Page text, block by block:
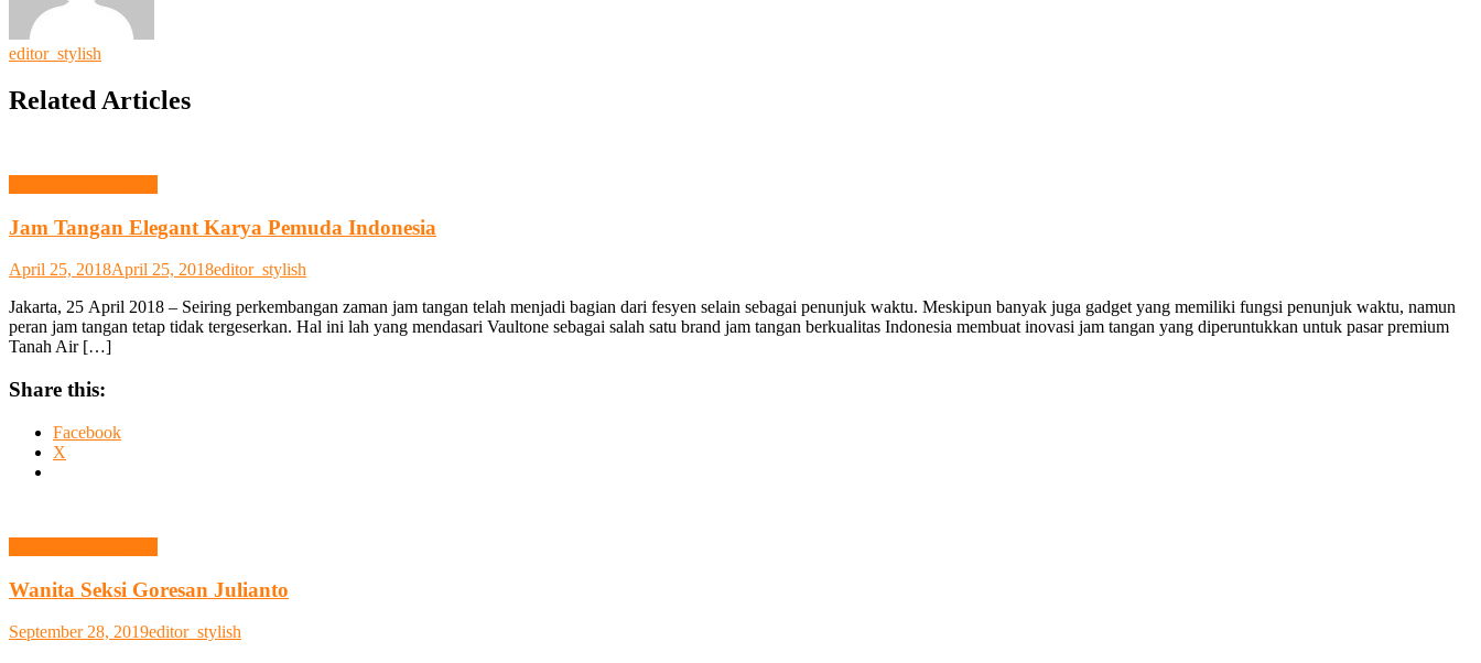
editor_stylish
Related Articles
Jam Tangan Elegant Karya Pemuda Indonesia
April 25, 2018April 25, 2018editor_stylish
Jakarta, 25 April 2018 – Seiring perkembangan zaman jam tangan telah menjadi bagian dari fesyen selain sebagai penunjuk waktu. Meskipun banyak juga gadget yang memiliki fungsi penunjuk waktu, namun
peran jam tangan tetap tidak tergeserkan. Hal ini lah yang mendasari Vaultone sebagai salah satu brand jam tangan berkualitas Indonesia membuat inovasi jam tangan yang diperuntukkan untuk pasar premium
Tanah Air […]
Share this:
Facebook
X
Wanita Seksi Goresan Julianto
September 28, 2019editor_stylish